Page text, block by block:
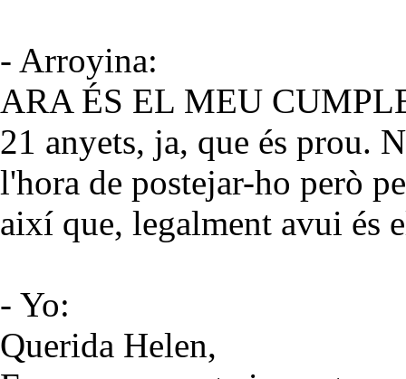
- Arroyina:
ARA ÉS EL MEU
21 anyets, ja, que és prou.
l'hora de postejar-ho però
així que, legalment avui és
- Yo:
Querida Helen,